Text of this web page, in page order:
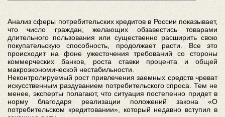
Анализ сферы потребительских кредитов в России показывает,
что число граждан, желающих обзавестись товарами
длительного пользования или существенно расширить свою
покупательскую способность, продолжает расти. Все это
происходит на фоне ужесточения требований со стороны
коммерческих банков, роста ставки процента и общей
макроэкономической нестабильности.
Неконтролируемый рост привлечения заемных средств чреват
искусственным раздуванием потребительского спроса. Тем не
менее, эксперты полагают, что ситуация постепенно придет в
норму благодаря реализации положений закона «О
потребительском кредитовании», который недавно вступил в